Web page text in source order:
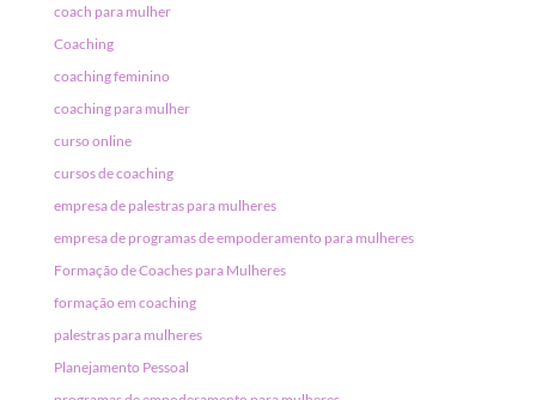
coach para mulher
Coaching
coaching feminino
coaching para mulher
curso online
cursos de coaching
empresa de palestras para mulheres
empresa de programas de empoderamento para mulheres
Formação de Coaches para Mulheres
formação em coaching
palestras para mulheres
Planejamento Pessoal